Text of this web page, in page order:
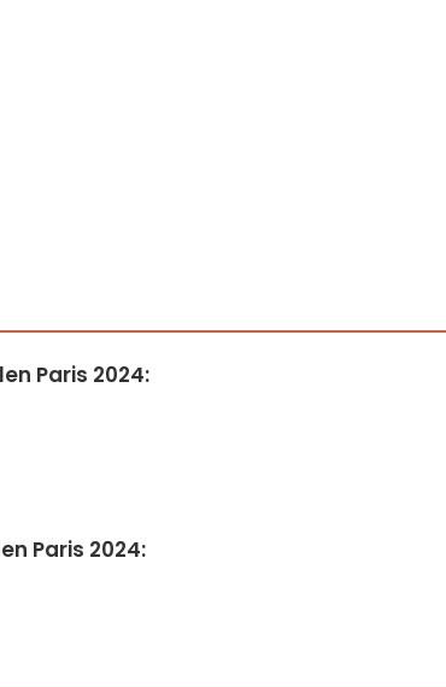
Paris 2024:
Paris 2024: